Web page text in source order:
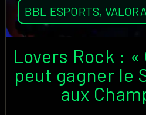
BBL ESPORTS,
Lovers Rock : «
peut gagner le
aux